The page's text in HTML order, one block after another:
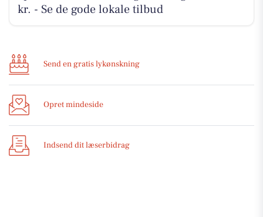
kr. - Se de gode lokale tilbud
Send en gratis lykønskning
Opret mindeside
Indsend dit læserbidrag